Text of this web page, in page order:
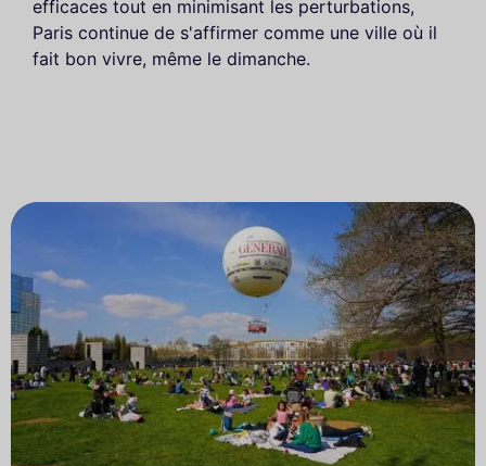
efficaces tout en minimisant les perturbations,
Paris continue de s'affirmer comme une ville où il
fait bon vivre, même le dimanche.